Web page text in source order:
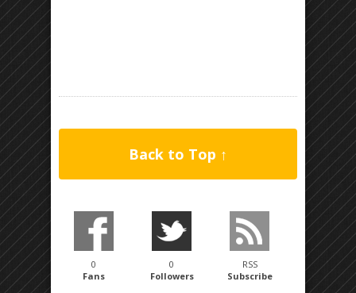
Back to Top ↑
0
Fans
0
Followers
RSS
Subscribe